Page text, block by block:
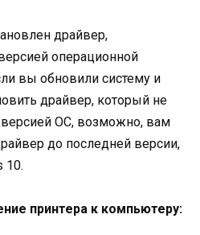
драйвер,
операционной
вы обновили систему и
драйвер, который не
ОС, возможно, вам
до последней версии,
10.
принтера к компьютеру: